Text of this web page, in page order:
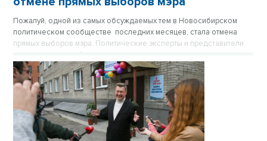
Пожалуй, одной из самых обсуждаемых тем в Новосибирском
политическом сообществе последних месяцев, стала отмена
прямых выборов мэра. Политические эксперты и представители
депутатского сообщества региона делятся своими
соображениями по данному вопросу. В сложившейся в
Новосибирске ситуации, по управлению городским хозяйством,
для многих экспертов институт сити-менеджера, видится более
эффективным инструментом управления городом.